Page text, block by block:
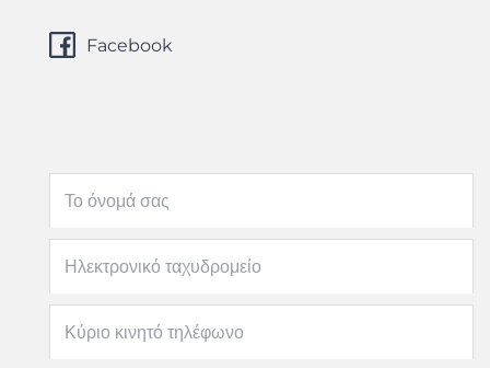
Facebook
Το όνομά σας
Ηλεκτρονικό ταχυδρομείο
Κύριο κινητό τηλέφωνο